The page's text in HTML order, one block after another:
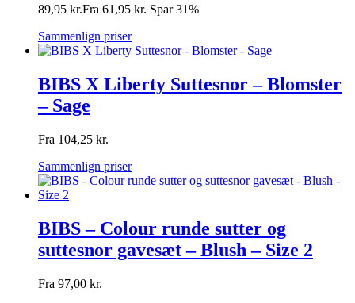
89,95kr.Fra 61,95 kr. Spar 31%
Sammenlign priser
BIBS X Liberty Suttesnor – Blomster
– Sage
Fra 104,25 kr.
Sammenlign priser
BIBS – Colour runde sutter og
suttesnor gavesæt – Blush – Size 2
Fra 97,00 kr.